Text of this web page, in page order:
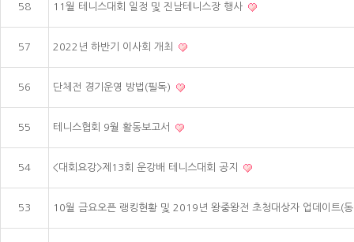
58 11월 테니스대회 일정 및 진남테니스장 행사
57 2022년 하반기 이사회 개최
56 단체전 경기운영 방법(필독)
55 테니스협회 9월 활동보고서
54 <대회요강>제13회 운강배 테니스대회 공지
53 10월 금요오픈 랭킹현황 및 2019년 왕중왕전 초청대상자 업데이트(